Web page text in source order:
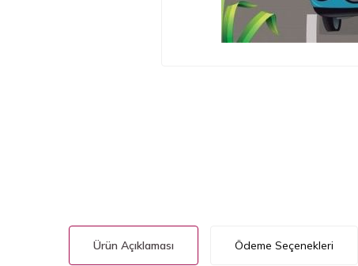
Ürün Açıklaması Ödeme Seçenekleri